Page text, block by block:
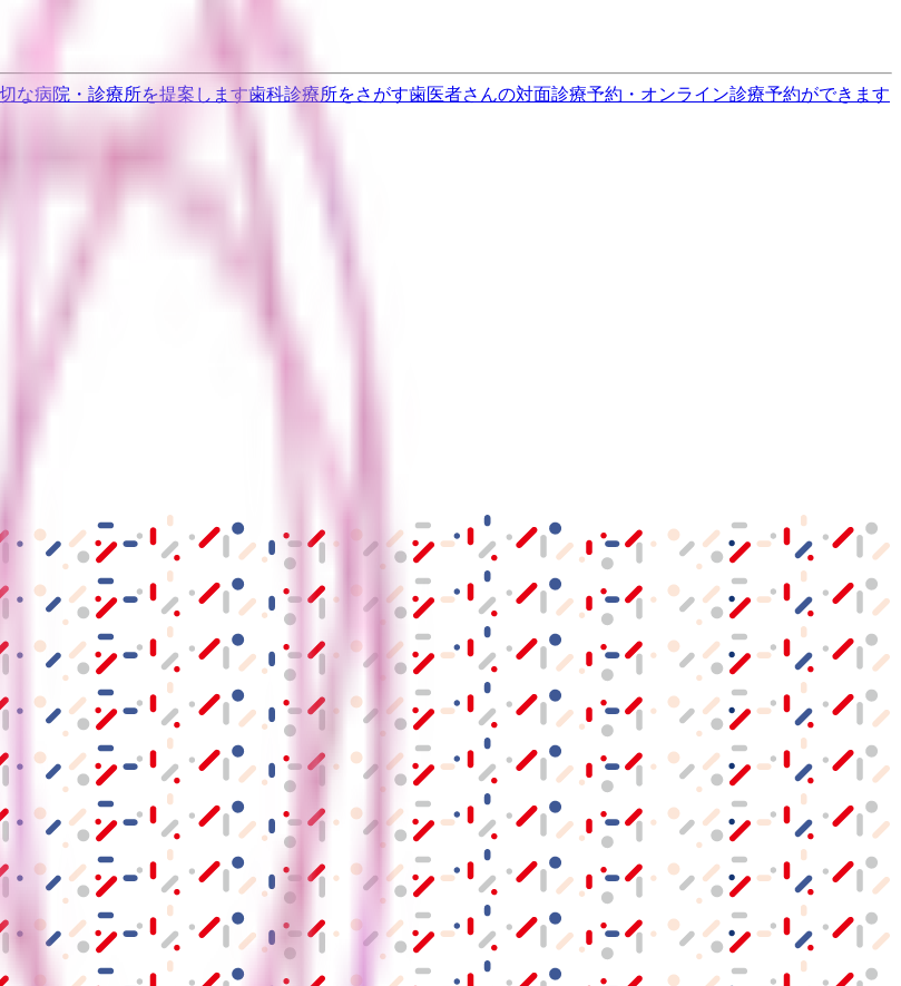
な病院・診療所を提案します歯科診療所をさがす歯医者さんの対面診療予約・オンライン診療予約ができます